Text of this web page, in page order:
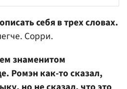
себя в трех словах.
Сорри.
знаменитом
Ромэн как-то сказал,